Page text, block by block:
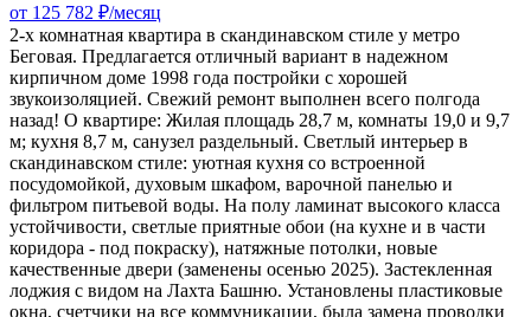
от 125 782 ₽/месяц
2-х комнатная квартира в скандинавском стиле у метро
Беговая. Предлагается отличный вариант в надежном
кирпичном доме 1998 года постройки с хорошей
звукоизоляцией. Свежий ремонт выполнен всего полгода
назад! О квартире: Жилая площадь 28,7 м, комнаты 19,0 и 9,7
м; кухня 8,7 м, санузел раздельный. Светлый интерьер в
скандинавском стиле: уютная кухня со встроенной
посудомойкой, духовым шкафом, варочной панелью и
фильтром питьевой воды. На полу ламинат высокого класса
устойчивости, светлые приятные обои (на кухне и в части
коридора - под покраску), натяжные потолки, новые
качественные двери (заменены осенью 2025). Застекленная
лоджия с видом на Лахта Башню. Установлены пластиковые
окна, счетчики на все коммуникации, была замена проводки